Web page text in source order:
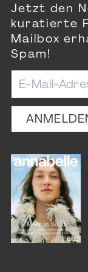
Jetzt den
kuratierte
Mailbox
Spam!